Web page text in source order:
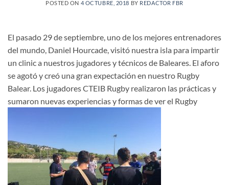
POSTED ON 4 OCTUBRE, 2018 BY REDACTOR FBR
El pasado 29 de septiembre, uno de los mejores entrenadores
del mundo, Daniel Hourcade, visitó nuestra isla para impartir
un clinic a nuestros jugadores y técnicos de Baleares. El aforo
se agotó y creó una gran expectación en nuestro Rugby
Balear. Los jugadores CTEIB Rugby realizaron las prácticas y
sumaron nuevas experiencias y formas de ver el Rugby